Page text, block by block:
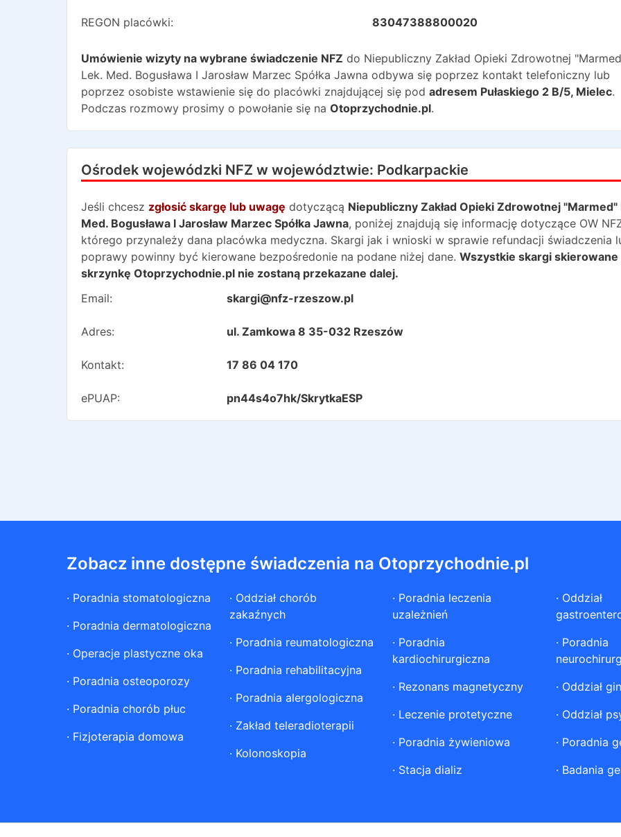
REGON placówki: 83047388800020
Umówienie wizyty na wybrane świadczenie NFZ do Niepubliczny Zakład Opieki Zdrowotnej
Lek. Med. Bogusława I Jarosław Marzec Spółka Jawna odbywa się poprzez kontakt telefoniczny lub
poprzez osobiste wstawienie się do placówki znajdującej się pod adresem Pułaskiego 2 B/5, Mielec.
Podczas rozmowy prosimy o powołanie się na Otoprzychodnie.pl.
Ośrodek wojewódzki NFZ w województwie: Podkarpackie
Jeśli chcesz zgłosić skargę lub uwagę dotyczącą Niepubliczny Zakład Opieki Zdrowotnej "Marmed"
Med. Bogusława I Jarosław Marzec Spółka Jawna, poniżej znajdują się informację dotyczące OW
którego przynależy dana placówka medyczna. Skargi jak i wnioski w sprawie refundacji świadczenia
poprawy powinny być kierowane bezpośredonie na podane niżej dane. Wszystkie skargi skierowane
skrzynkę Otoprzychodnie.pl nie zostaną przekazane dalej.
Email:
skargi@nfz-rzeszow.pl
Adres: ul. Zamkowa 8 35-032 Rzeszów
Kontakt: 17 86 04 170
ePUAP: pn44s4o7hk/SkrytkaESP
Zobacz inne dostępne świadczenia na Otoprzychodnie.pl
· Poradnia stomatologiczna
· Poradnia dermatologiczna
· Operacje plastyczne oka
· Poradnia osteoporozy
· Poradnia chorób płuc
· Fizjoterapia domowa
· Oddział chorób
zakaźnych
· Poradnia reumatologiczna
· Poradnia rehabilitacyjna
· Poradnia alergologiczna
· Zakład teleradioterapii
· Kolonoskopia
· Poradnia leczenia
uzależnień
· Poradnia
kardiochirurgiczna
· Rezonans magnetyczny
· Leczenie protetyczne
· Poradnia żywieniowa
· Stacja dializ
· Oddział
· Poradnia
· Oddział
· Oddział
· Poradnia
· Badania